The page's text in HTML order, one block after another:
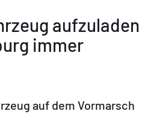
aufzuladen
immer
auf dem Vormarsch